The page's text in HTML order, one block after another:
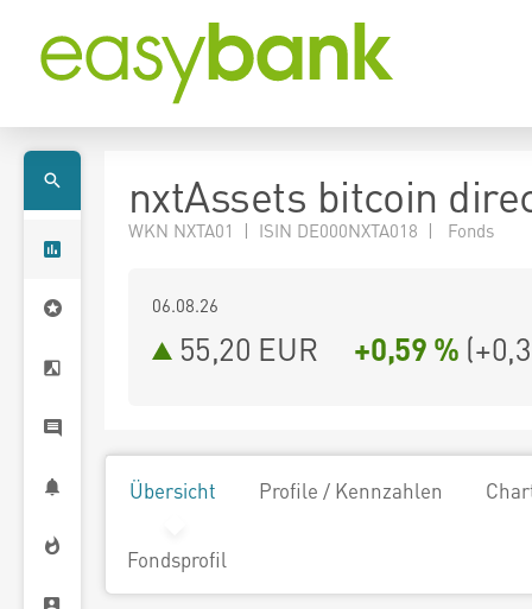
nxtAssets bitcoin
WKN NXTA01 | ISIN DE000NXTA018 | Fonds
06.08.26
55,20 EUR +0,59 % (
Übersicht Profile / Kennzahlen
Fondsprofil